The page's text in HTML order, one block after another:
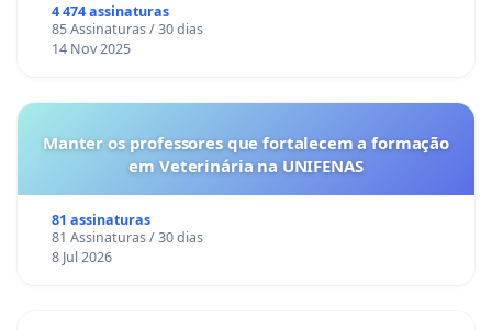
4 474 assinaturas
85 Assinaturas / 30 dias
14 Nov 2025
Manter os professores que fortalecem a formação
em Veterinária na UNIFENAS
81 assinaturas
81 Assinaturas / 30 dias
8 Jul 2026